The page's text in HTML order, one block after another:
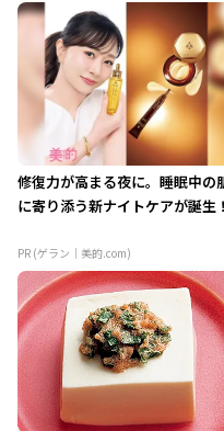
修復力が高まる夜に。睡眠中の
に寄り添う新ナイトケアが誕生！
PR (ゲラン｜美的.com)